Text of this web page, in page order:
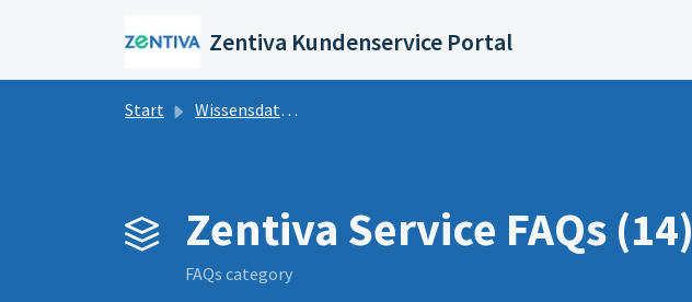
Zentiva Kundenservice Portal
Start Wissensdatenbank
Zentiva Service FAQs (14)
FAQs category